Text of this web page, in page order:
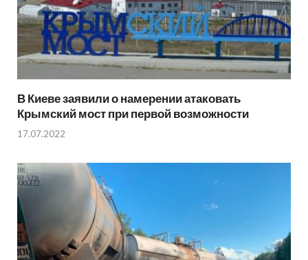
В Киеве заявили о намерении атаковать
Крымский мост при первой возможности
17.07.2022